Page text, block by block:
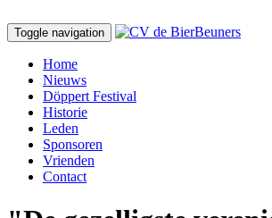
Toggle navigation
Skip
content
Home
Nieuws
Döppert Festival
Historie
Leden
Sponsoren
Vrienden
Contact